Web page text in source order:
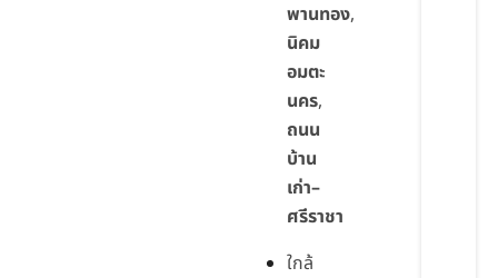
พานทอง,
นิคม
อมตะ
นคร,
ถนน
บ้าน
เก่า–
ศรีราชา
ใกล้